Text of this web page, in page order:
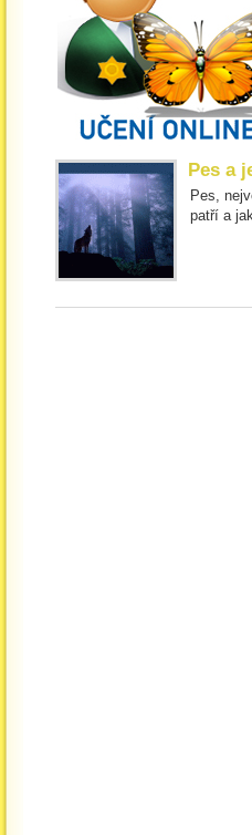
Pes a
Pes,
patří a